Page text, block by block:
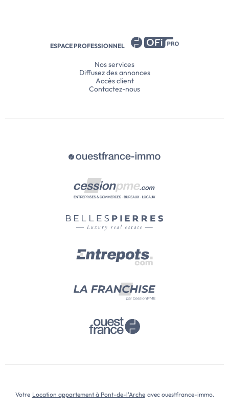
ESPACE PROFESSIONNEL
Nos services
Diffusez des annonces
Accès client
Contactez-nous
Votre Location appartement à Pont-de-l'Arche avec ouestfrance-immo.